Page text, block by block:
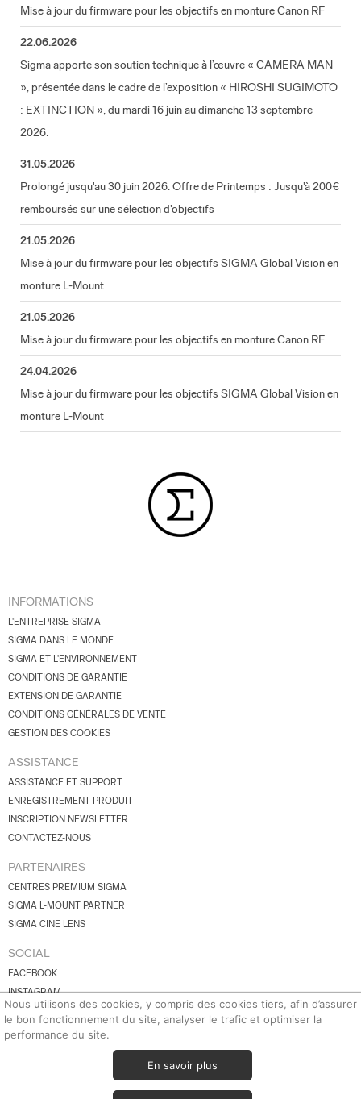
Nous utilisons des cookies, y compris des cookies tiers, afin d’assurer
le bon fonctionnement du site, analyser le trafic et optimiser la
performance du site.
En savoir plus
Mise à jour du firmware pour les objectifs en monture Canon RF
22.06.2026
Sigma apporte son soutien technique à l’œuvre « CAMERA MAN
», présentée dans le cadre de l’exposition « HIROSHI SUGIMOTO
: EXTINCTION », du mardi 16 juin au dimanche 13 septembre
2026.
31.05.2026
Prolongé jusqu'au 30 juin 2026. Offre de Printemps : Jusqu'à 200€
remboursés sur une sélection d'objectifs
21.05.2026
Mise à jour du firmware pour les objectifs SIGMA Global Vision en
monture L-Mount
21.05.2026
Mise à jour du firmware pour les objectifs en monture Canon RF
24.04.2026
Mise à jour du firmware pour les objectifs SIGMA Global Vision en
monture L-Mount
INFORMATIONS
L'ENTREPRISE SIGMA
SIGMA DANS LE MONDE
SIGMA ET L'ENVIRONNEMENT
CONDITIONS DE GARANTIE
EXTENSION DE GARANTIE
CONDITIONS GÉNÉRALES DE VENTE
GESTION DES COOKIES
ASSISTANCE
ASSISTANCE ET SUPPORT
ENREGISTREMENT PRODUIT
INSCRIPTION NEWSLETTER
CONTACTEZ-NOUS
PARTENAIRES
CENTRES PREMIUM SIGMA
SIGMA L-MOUNT PARTNER
SIGMA CINE LENS
SOCIAL
FACEBOOK
INSTAGRAM
YOUTUBE
BLUESKY
© 2026 SIGMA Corporation.